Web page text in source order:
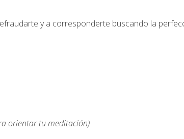
y a corresponderte buscando la
orientar tu meditación)